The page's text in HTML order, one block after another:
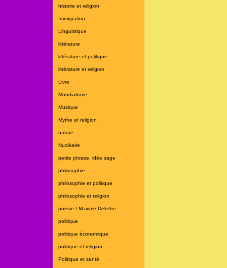
histoire et religion
Immigration
Linguistique
littérature
littérature et politique
littérature et religion
Livre
Mondialisme
Musique
Mythe et religion
nature
Nucléaire
petite phrase, idée sage
philosophie
philosophie et politique
philosophie et religion
poésie / Maxime Delettre
politique
politique économique
politique et religion
Politique et santé